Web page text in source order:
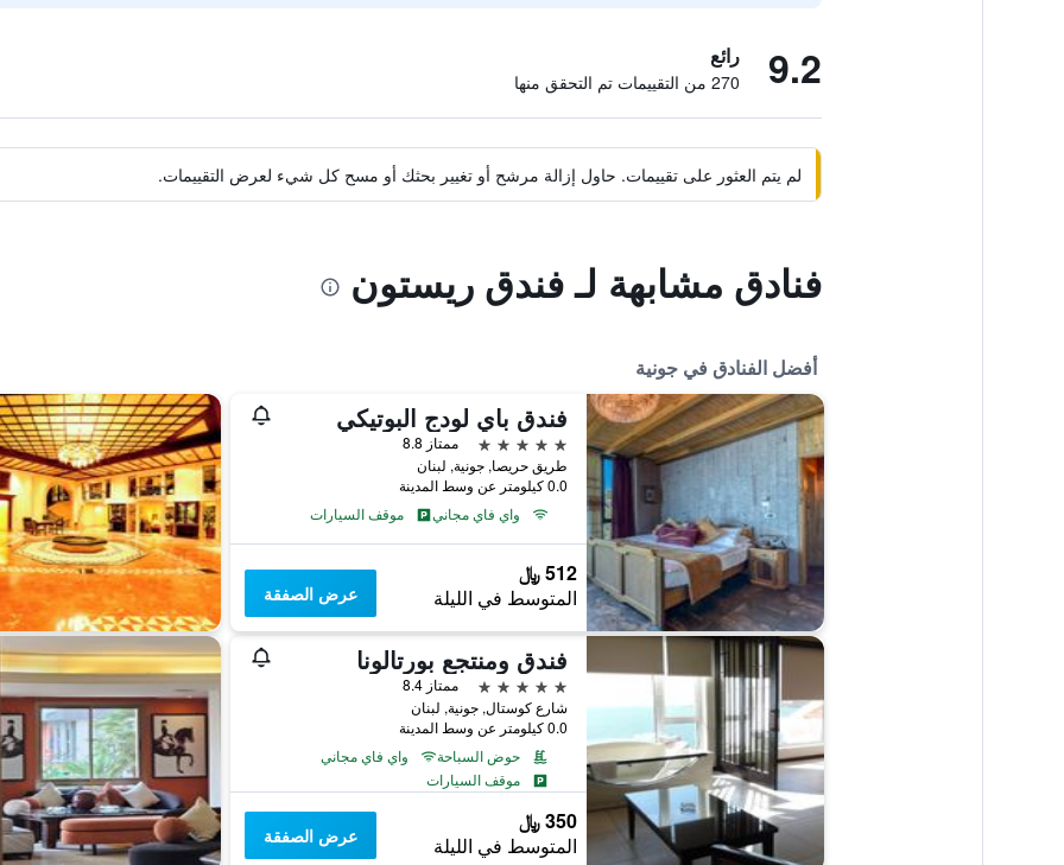
9.2 رائع
270 من التقييمات تم التحقق منها
لم يتم العثور على تقييمات. حاول إزالة مرشح أو تغيير بحثك أو مسح كل شيء لعرض التقييمات.
فنادق مشابهة لـ فندق ريستون
أفضل الفنادق في جونية
فندق باي لودج البوتيكي
5 نجوم
ممتاز 8.8
طريق حريصا, جونية, لبنان
0.0 كيلومتر عن وسط المدينة
واي فاي مجاني
موقف السيارات
512 ﷼
المتوسط في الليلة عرض الصفقة
فندق ومنتجع بورتالونا
5 نجوم
ممتاز 8.4
شارع كوستال, جونية, لبنان
0.0 كيلومتر عن وسط المدينة
حوض السباحة
واي فاي مجاني
موقف السيارات
350 ﷼
المتوسط في الليلة عرض الصفقة